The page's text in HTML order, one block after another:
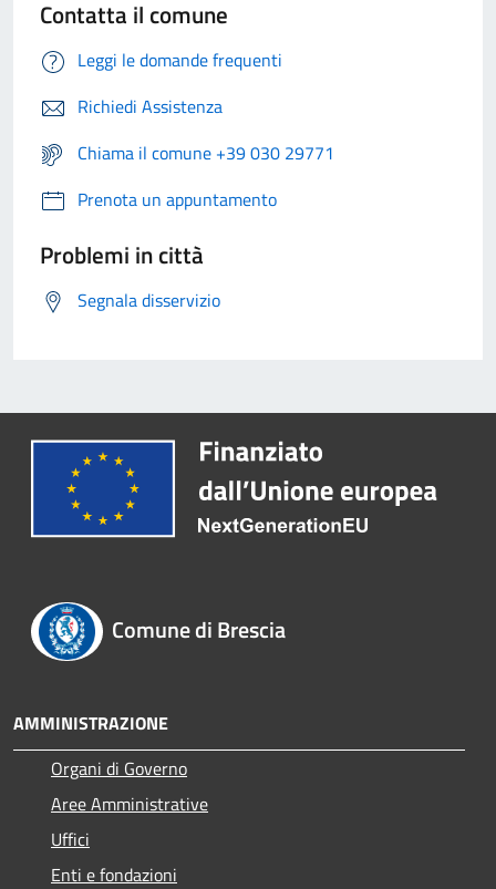
Contatta il comune
Leggi le domande frequenti
Richiedi Assistenza
Chiama il comune +39 030 29771
Prenota un appuntamento
Problemi in città
Segnala disservizio
Comune di Brescia
AMMINISTRAZIONE
Organi di Governo
Aree Amministrative
Uffici
Enti e fondazioni